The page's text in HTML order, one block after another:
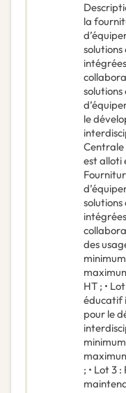
la
le
Centrale
est alloti
des
HT ; •
éducatif
pour le
; • Lot 3